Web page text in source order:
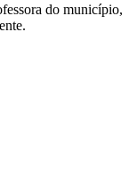
do município,